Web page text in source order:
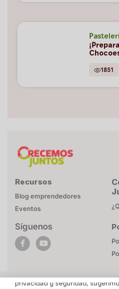
1851
Recursos
Blog emprendedores
Eventos
Síguenos
POLÍTICA DE COOKIES
Esta página web utiliza cookies
privacidad y seguridad,